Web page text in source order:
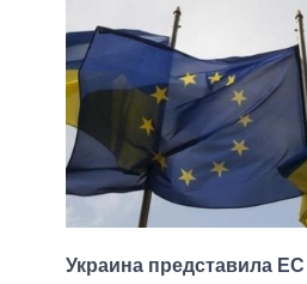
Украина представила